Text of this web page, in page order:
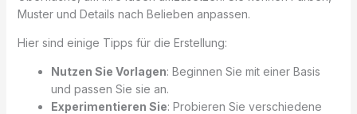
Muster und Details nach Belieben anpassen.
Hier sind einige Tipps für die Erstellung:
Nutzen Sie Vorlagen: Beginnen Sie mit einer Basis
und passen Sie sie an.
Experimentieren Sie: Probieren Sie verschiedene